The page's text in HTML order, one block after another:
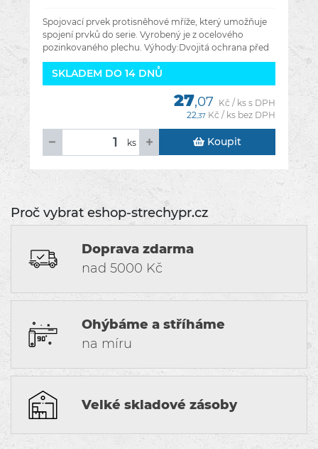
Proč vybrat eshop-strechypr.cz
Doprava zdarma
nad 5000 Kč
Ohýbáme a stříháme
na míru
Velké skladové zásoby
Spojovací prvek protisněhové mříže, který umožňuje
spojení prvků do serie. Vyrobený je z ocelového
pozinkovaného plechu. Výhody:Dvojitá ochrana před
korozí.Rýchlá a jednoduchá
SKLADEM DO 14 DNŮ
27,07 Kč / ks s DPH
22,37 Kč / ks bez DPH
ks Koupit